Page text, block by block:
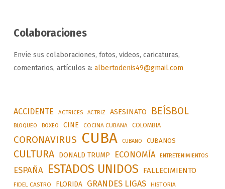
Colaboraciones
Envíe sus colaboraciones, fotos, videos, caricaturas,
comentarios, artículos a: albertodenis49@gmail.com
ACCIDENTE ACTRICES ACTRIZ ASESINATO BEÍSBOL
BLOQUEO BOXEO CINE COCINA CUBANA COLOMBIA
CORONAVIRUS CUBA CUBANO CUBANOS
CULTURA DONALD TRUMP ECONOMÍA ENTRETENIMIENTOS
ESPAÑA ESTADOS UNIDOS FALLECIMIENTO
FIDEL CASTRO FLORIDA GRANDES LIGAS HISTORIA